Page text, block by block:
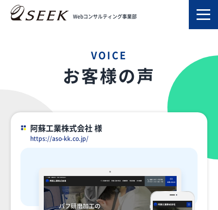
Webコンサルティング事業部
TOP
VOICE
お客様の声
阿蘇工業株式会社 様
https://aso-kk.co.jp/